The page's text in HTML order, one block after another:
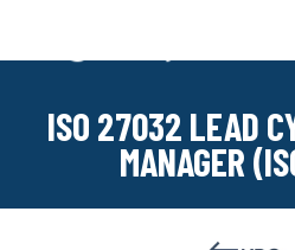
ISO 27032 LEAD
MANAGER